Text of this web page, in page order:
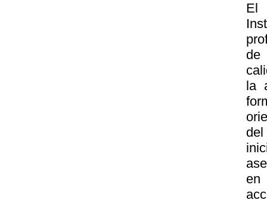
El
de
la
en